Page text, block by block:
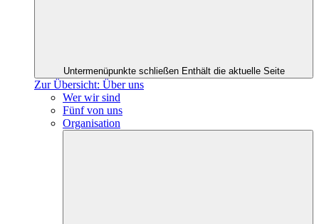
Untermenüpunkte schließen Enthält die aktuelle Seite
Zur Übersicht: Über uns
Wer wir sind
Fünf von uns
Organisation